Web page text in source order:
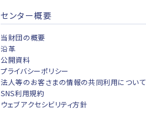
センター概要
当財団の概要
沿革
公開資料
プライバシーポリシー
法人等のお客さまの情報の共同利用について
SNS利用規約
ウェブアクセシビリティ方針